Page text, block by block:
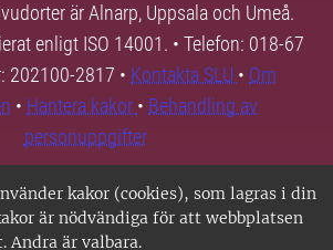
kakor (cookies), som lagras i din
är nödvändiga för att webbplatsen
Andra är valbara.
är Alnarp, Uppsala och Umeå.
enligt ISO 14001. • Telefon: 018-67
202100-2817 • Kontakta SLU • Om
• Hantera kakor • Behandling av
personuppgifter